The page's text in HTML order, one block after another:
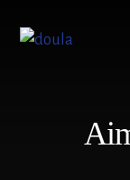
content